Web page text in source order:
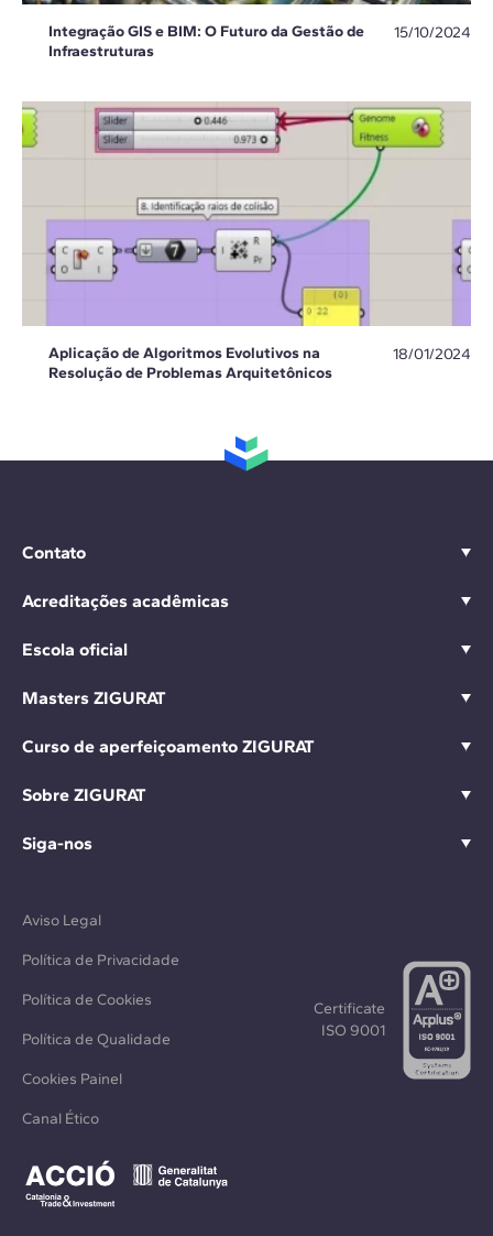
Integração GIS e BIM: O Futuro da Gestão de
Infraestruturas
15/10/2024
Aplicação de Algoritmos Evolutivos na
Resolução de Problemas Arquitetônicos
18/01/2024
Contato
Acreditações acadêmicas
Escola oficial
Masters ZIGURAT
Curso de aperfeiçoamento ZIGURAT
Sobre ZIGURAT
Siga-nos
Aviso Legal
Política de Privacidade
Política de Cookies
Política de Qualidade
Cookies Painel
Canal Ético
Certificate
ISO 9001